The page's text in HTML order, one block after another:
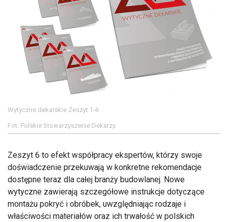
Wytyczne dekarskie Zeszyt 1-6
Fot. Polskie Stowarzyszenie Dekarzy
Zeszyt 6 to efekt współpracy ekspertów, którzy swoje
doświadczenie przekuwają w konkretne rekomendacje
dostępne teraz dla całej branży budowlanej. Nowe
wytyczne zawierają szczegółowe instrukcje dotyczące
montażu pokryć i obróbek, uwzględniając rodzaje i
właściwości materiałów oraz ich trwałość w polskich